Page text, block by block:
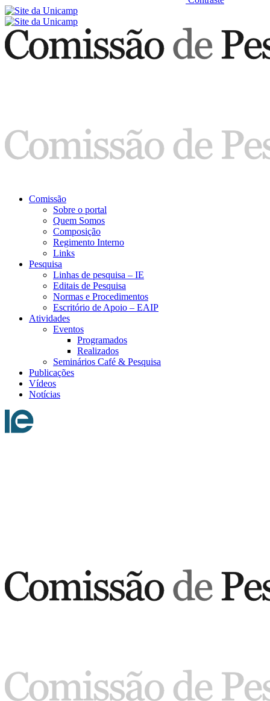
Comissão
Sobre o portal
Quem Somos
Composição
Regimento Interno
Links
Pesquisa
Linhas de pesquisa – IE
Editais de Pesquisa
Normas e Procedimentos
Escritório de Apoio – EAIP
Atividades
Eventos
Programados
Realizados
Seminários Café & Pesquisa
Publicações
Vídeos
Notícias